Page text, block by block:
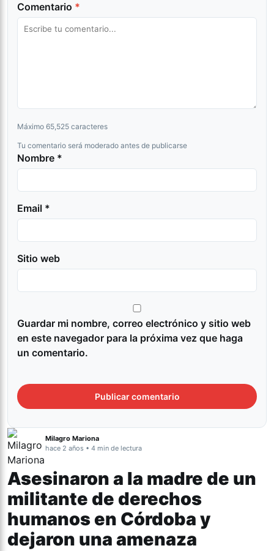
Comentario *
Máximo 65,525 caracteres
Tu comentario será moderado antes de publicarse
Nombre *
Email *
Sitio web
Guardar mi nombre, correo electrónico y sitio web
en este navegador para la próxima vez que haga
un comentario.
Milagro Mariona
hace 2 años • 4 min de lectura
Asesinaron a la madre de un
militante de derechos
humanos en Córdoba y
dejaron una amenaza